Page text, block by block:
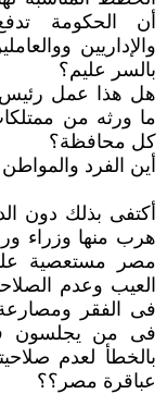
أن الحكومة
والإداريين
بالسر عليم؟ ‏
هل هذا عمل رئيس
ما ورثه من
كل محافظة؟
أين الفرد
أكتفى بذلك دون
هرب منها وزراء
مصر مستعصية
العيب وعدم
فى الفقر ومصارعة
فى من يجلسون فى
بالخطأ لعدم
‏عباقرة مصر؟؟